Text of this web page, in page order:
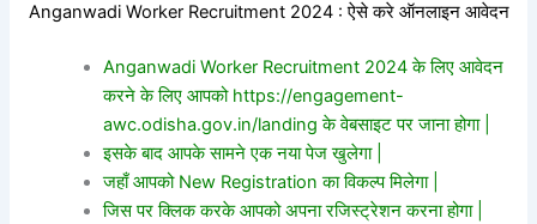
Anganwadi Worker Recruitment 2024 : ऐसे करे ऑनलाइन आवेदन
Anganwadi Worker Recruitment 2024 के लिए आवेदन
करने के लिए आपको https://engagement-
awc.odisha.gov.in/landing के वेबसाइट पर जाना होगा |
इसके बाद आपके सामने एक नया पेज खुलेगा |
जहाँ आपको New Registration का विकल्प मिलेगा
जिस पर क्लिक करके आपको अपना रजिस्ट्रेशन करना होगा |